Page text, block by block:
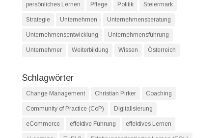
persönliches Lernen Pflege Politik Steiermark
Strategie Unternehmen Unternehmensberatung
Unternehmensentwicklung Unternehmensführung
Unternehmer Weiterbildung Wissen Österreich
Schlagwörter
Change Management Christian Pirker Coaching
Community of Practice (CoP) Digitalisierung
eCommerce effektive Führung effektives Lernen